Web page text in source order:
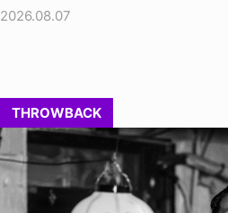
2026.08.07
THROWBACK